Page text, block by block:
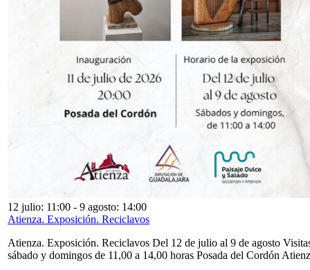
12 julio: 11:00 - 9 agosto: 14:00
Atienza. Exposición. Reciclavos
Atienza. Exposición. Reciclavos Del 12 de julio al 9 de agosto
sábado y domingos de 11,00 a 14,00 horas Posada del Cordón